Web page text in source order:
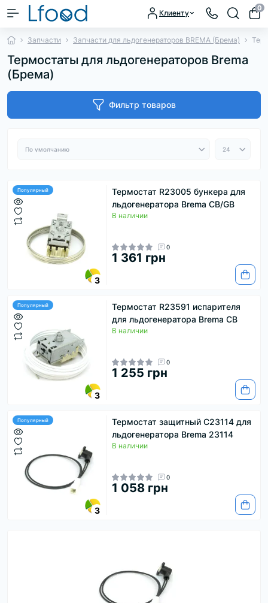
Клиенту
0
Запчасти Запчасти для льдогенераторов BREMA (Брема)
Термостаты для льдогенераторов Brema
(Брема)
Фильтр товаров
Популярный
3
Термостат R23005 бункера для
льдогенератора Brema CB/GB
В наличии
0
1 361 грн
Популярный
3
Термостат R23591 испарителя
для льдогенератора Brema CB
В наличии
0
1 255 грн
Популярный
3
Термостат защитный С23114 для
льдогенератора Brema 23114
В наличии
0
1 058 грн